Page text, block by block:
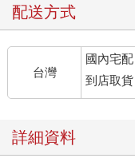
配送方式
台灣
國內宅
到店取貨
詳細資料